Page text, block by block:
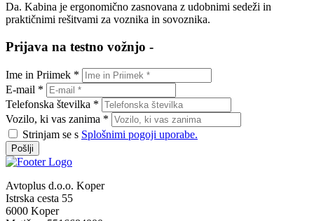
Da. Kabina je ergonomično zasnovana z udobnimi sedeži in
praktičnimi rešitvami za voznika in sovoznika.
Prijava na testno vožnjo -
Ime in Priimek *
E-mail *
Telefonska številka *
Vozilo, ki vas zanima *
Strinjam se s Splošnimi pogoji uporabe.
Pošlji
Avtoplus d.o.o. Koper
Istrska cesta 55
6000 Koper